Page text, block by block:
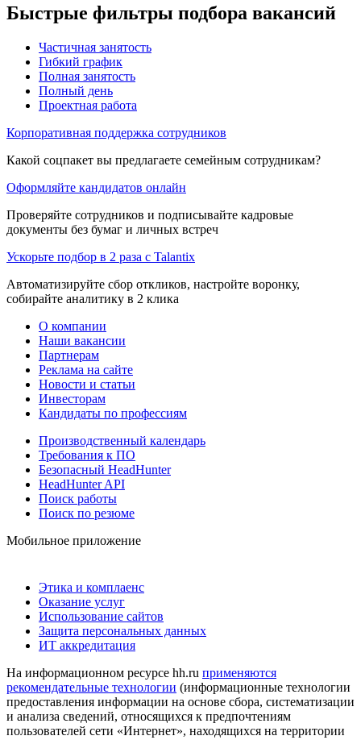
Быстрые фильтры подбора вакансий
Частичная занятость
Гибкий график
Полная занятость
Полный день
Проектная работа
Корпоративная поддержка сотрудников
Какой соцпакет вы предлагаете семейным сотрудникам?
Оформляйте кандидатов онлайн
Проверяйте сотрудников и подписывайте кадровые
документы без бумаг и личных встреч
Ускорьте подбор в 2 раза с Talantix
Автоматизируйте сбор откликов, настройте воронку,
собирайте аналитику в 2 клика
О компании
Наши вакансии
Партнерам
Реклама на сайте
Новости и статьи
Инвесторам
Кандидаты по профессиям
Производственный календарь
Требования к ПО
Безопасный HeadHunter
HeadHunter API
Поиск работы
Поиск по резюме
Мобильное приложение
Этика и комплаенс
Оказание услуг
Использование сайтов
Защита персональных данных
ИТ аккредитация
На информационном ресурсе hh.ru применяются
рекомендательные технологии (информационные технологии
предоставления информации на основе сбора, систематизации
и анализа сведений, относящихся к предпочтениям
пользователей сети «Интернет», находящихся на территории